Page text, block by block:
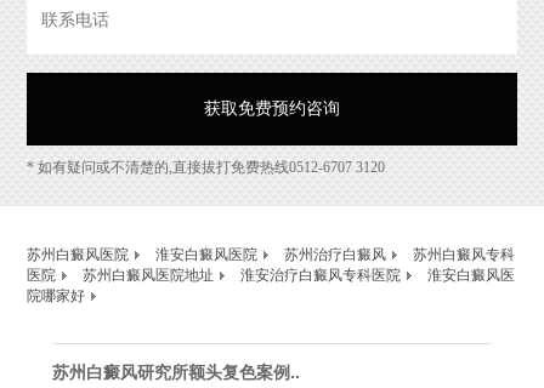
* 如有疑问或不清楚的,直接拔打免费热线0512-6707 3120
苏州白癜风医院 淮安白癜风医院 苏州治疗白癜风
苏州白癜风专科
医院
苏州白癜风医院地址 淮安治疗白癜风专科医院
淮安白癜风医
院哪家好
苏州白癜风研究所额头复色案例..